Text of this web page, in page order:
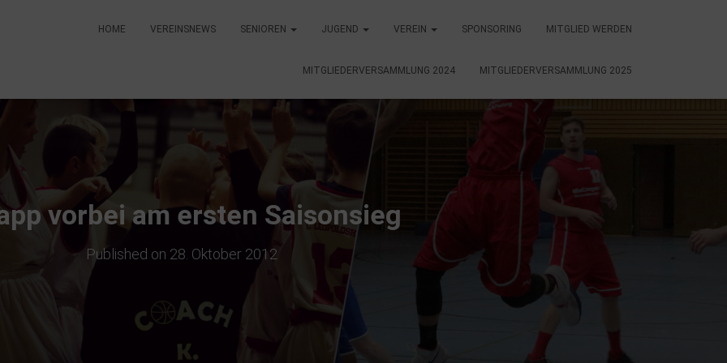
HOME VEREINSNEWS SENIOREN JUGEND VEREIN SPONSORING MITGLIED WERDEN
MITGLIEDERVERSAMMLUNG 2024 MITGLIEDERVERSAMMLUNG 2025
vorbei am ersten Saisonsieg
Published on 28. Oktober 2012